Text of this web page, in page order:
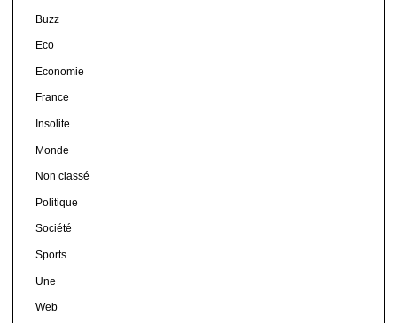
Buzz
Eco
Economie
France
Insolite
Monde
Non classé
Politique
Société
Sports
Une
Web